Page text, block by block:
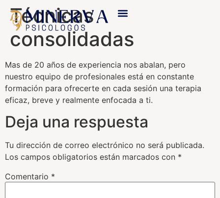
Técnicas
consolidadas
Mas de 20 años de experiencia nos abalan, pero
nuestro equipo de profesionales está en constante
formación para ofrecerte en cada sesión una terapia
eficaz, breve y realmente enfocada a ti.
Deja una respuesta
Tu dirección de correo electrónico no será publicada.
Los campos obligatorios están marcados con *
Comentario *